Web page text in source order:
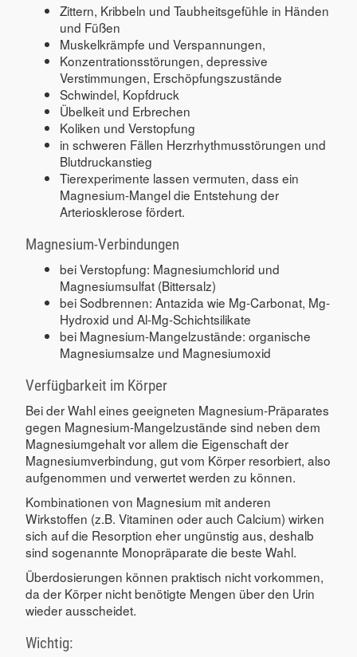
Zittern, Kribbeln und Taubheitsgefühle in Händen
und Füßen
Muskelkrämpfe und Verspannungen,
Konzentrationsstörungen, depressive
Verstimmungen, Erschöpfungszustände
Schwindel, Kopfdruck
Übelkeit und Erbrechen
Koliken und Verstopfung
in schweren Fällen Herzrhythmusstörungen und
Blutdruckanstieg
Tierexperimente lassen vermuten, dass ein
Magnesium-Mangel die Entstehung der
Arteriosklerose fördert.
Magnesium-Verbindungen
bei Verstopfung: Magnesiumchlorid und
Magnesiumsulfat (Bittersalz)
bei Sodbrennen: Antazida wie Mg-Carbonat, Mg-
Hydroxid und Al-Mg-Schichtsilikate
bei Magnesium-Mangelzustände: organische
Magnesiumsalze und Magnesiumoxid
Verfügbarkeit im Körper
Bei der Wahl eines geeigneten Magnesium-Präparates
gegen Magnesium-Mangelzustände sind neben dem
Magnesiumgehalt vor allem die Eigenschaft der
Magnesiumverbindung, gut vom Körper resorbiert, also
aufgenommen und verwertet werden zu können.
Kombinationen von Magnesium mit anderen
Wirkstoffen (z.B. Vitaminen oder auch Calcium) wirken
sich auf die Resorption eher ungünstig aus, deshalb
sind sogenannte Monopräparate die beste Wahl.
Überdosierungen können praktisch nicht vorkommen,
da der Körper nicht benötigte Mengen über den Urin
wieder ausscheidet.
Wichtig: